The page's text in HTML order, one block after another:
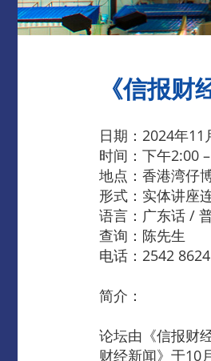
《信报
日期：2024年11
时间：下午2:00
地点：香港湾仔
形式：实体讲座
语言：广东话 /
查询：陈先生
电话：2542 8624
简介：
论坛由《信报财
财经新闻》于10